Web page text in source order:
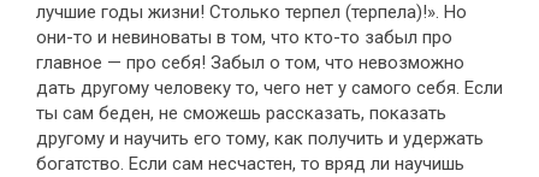
лучшие годы жизни! Столько терпел (терпела)!». Но
они-то и невиноваты в том, что кто-то забыл про
главное — про себя! Забыл о том, что невозможно
дать другому человеку то, чего нет у самого себя. Если
ты сам беден, не сможешь рассказать, показать
другому и научить его тому, как получить и удержать
богатство. Если сам несчастен, то вряд ли научишь